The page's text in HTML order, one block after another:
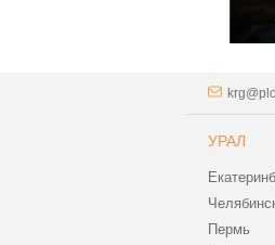
УРАЛ
Пермь